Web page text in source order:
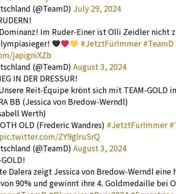
(@TeamD) July 29, 2024
Im Ruder-Einer ist Olli Zeidler nicht
#JetztFürImmer #TeamD
japigniXZb
(@TeamD) August 3, 2024
IN DER DRESSUR!
Reit-Équipe krönt sich mit TEAM-GOLD
BB (Jessica von Bredow-Werndl)
Werth)
OLD (Frederic Wandres) #JetztFürImmer
pic.twitter.com/ZY9glruSrQ
(@TeamD) August 3, 2024
Dalera zeigt Jessica von Bredow-Werndl
90% und gewinnt ihre 4. Goldmedaille bei